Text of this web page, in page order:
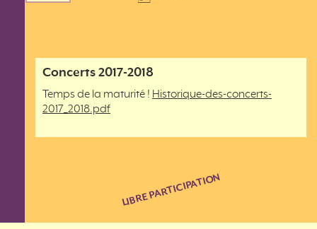
Concerts 2017-2018
Temps de la maturité ! Historique-des-concerts-
2017_2018.pdf
LIBRE PARTICIPATION